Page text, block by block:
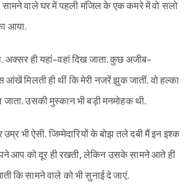
सामने वाले घर में पहली मंजिल के एक कमरे में वो सलो
आया.
अक्सर ही यहां-वहां दिख जाता. कुछ अजीब-
मिलती ही थीं कि मेरी नजरें झुक जातीं. वो हल्का
उसकी मुस्कान भी बड़ी मनमोहक थी.
भी ऐसी. जिम्मेदारियों के बोझ तले दबी मैं इन इश्क
आप को दूर ही रखती, लेकिन उसके सामने आते ही
कि सामने वाले को भी सुनाई दे जाएं.